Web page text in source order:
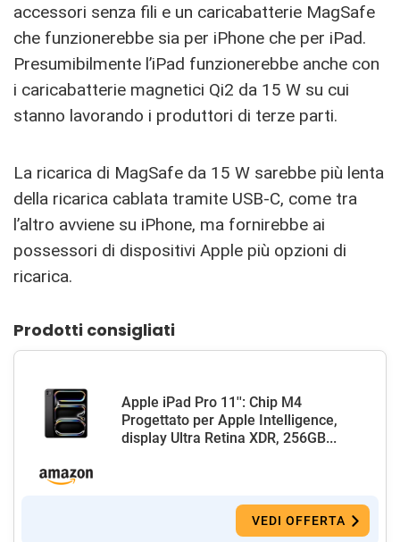
accessori senza fili e un caricabatterie ‌MagSafe‌
che funzionerebbe sia per ‌iPhone‌ che per ‌iPad‌.
Presumibilmente l’‌iPad‌ funzionerebbe anche con
i caricabatterie magnetici Qi2 da 15 W su cui
stanno lavorando i produttori di terze parti.
La ricarica di ‌MagSafe‌ da 15 W sarebbe più lenta
della ricarica cablata tramite USB-C, come tra
l’altro avviene su ‌iPhone‌, ma fornirebbe ai
possessori di dispositivi Apple più opzioni di
ricarica.
Prodotti consigliati
Apple iPad Pro 11'': Chip M4
Progettato per Apple Intelligence,
display Ultra Retina XDR, 256GB...
VEDI OFFERTA